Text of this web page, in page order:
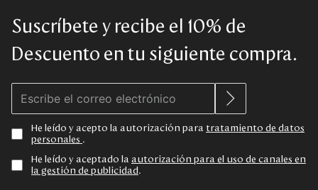
Suscríbete y recibe el 10% de
Descuento en tu siguiente compra.
He leído y acepto la autorización para tratamiento de datos
personales .
He leído y aceptado la autorización para el uso de canales en
la gestión de publicidad .